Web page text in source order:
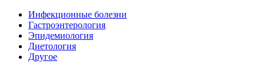
Инфекционные болезни
Гастроэнтерология
Эпидемиология
Диетология
Другое